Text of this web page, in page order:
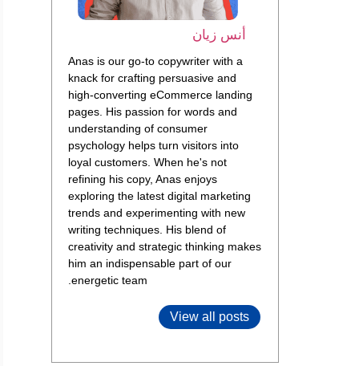
أنس زيان
Anas is our go-to copywriter with a
knack for crafting persuasive and
high-converting eCommerce landing
pages. His passion for words and
understanding of consumer
psychology helps turn visitors into
loyal customers. When he's not
refining his copy, Anas enjoys
exploring the latest digital marketing
trends and experimenting with new
writing techniques. His blend of
creativity and strategic thinking makes
him an indispensable part of our
energetic team.
View all posts